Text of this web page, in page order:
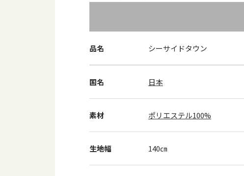
品名 シーサイドタウン
国名 日本
素材 ポリエステル100%
生地幅 140㎝